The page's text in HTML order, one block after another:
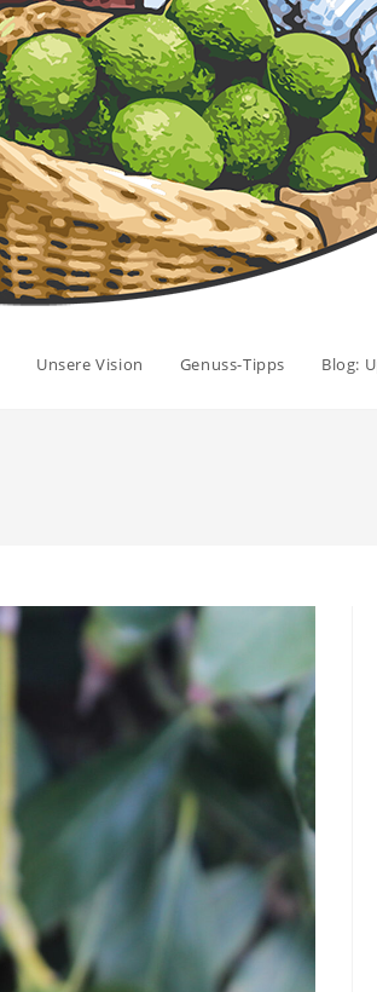
Unsere Vision Genuss-Tipps Blog: